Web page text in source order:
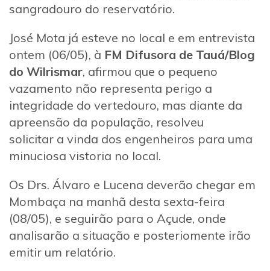
sangradouro do reservatório.
José Mota já esteve no local e em entrevista
ontem (06/05), à FM Difusora de Tauá/Blog
do Wilrismar, afirmou que o pequeno
vazamento não representa perigo a
integridade do vertedouro, mas diante da
apreensão da população, resolveu
solicitar a vinda dos engenheiros para uma
minuciosa vistoria no local.
Os Drs. Álvaro e Lucena deverão chegar em
Mombaça na manhã desta sexta-feira
(08/05), e seguirão para o Açude, onde
analisarão a situação e posteriomente irão
emitir um relatório.